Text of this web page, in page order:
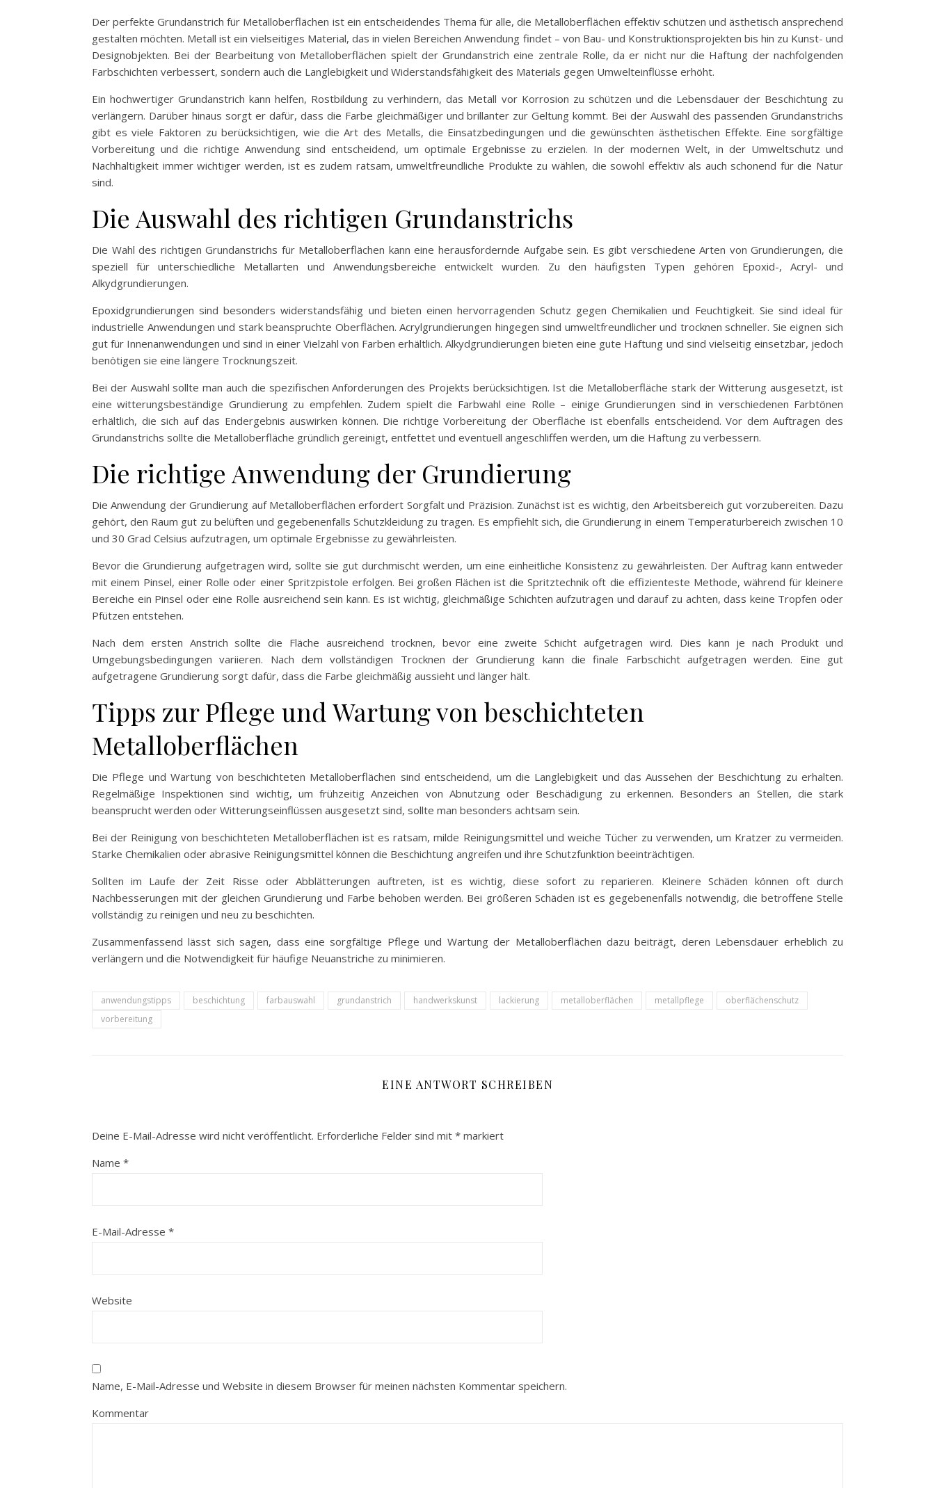
Der perfekte Grundanstrich für Metalloberflächen ist ein entscheidendes Thema für alle, die Metalloberflächen effektiv schützen und ästhetisch ansprechend
gestalten möchten. Metall ist ein vielseitiges Material, das in vielen Bereichen Anwendung findet – von Bau- und Konstruktionsprojekten bis hin zu Kunst- und
Designobjekten. Bei der Bearbeitung von Metalloberflächen spielt der Grundanstrich eine zentrale Rolle, da er nicht nur die Haftung der nachfolgenden
Farbschichten verbessert, sondern auch die Langlebigkeit und Widerstandsfähigkeit des Materials gegen Umwelteinflüsse erhöht.
Ein hochwertiger Grundanstrich kann helfen, Rostbildung zu verhindern, das Metall vor Korrosion zu schützen und die Lebensdauer der Beschichtung zu
verlängern. Darüber hinaus sorgt er dafür, dass die Farbe gleichmäßiger und brillanter zur Geltung kommt. Bei der Auswahl des passenden Grundanstrichs
gibt es viele Faktoren zu berücksichtigen, wie die Art des Metalls, die Einsatzbedingungen und die gewünschten ästhetischen Effekte. Eine sorgfältige
Vorbereitung und die richtige Anwendung sind entscheidend, um optimale Ergebnisse zu erzielen. In der modernen Welt, in der Umweltschutz und
Nachhaltigkeit immer wichtiger werden, ist es zudem ratsam, umweltfreundliche Produkte zu wählen, die sowohl effektiv als auch schonend für die Natur
sind.
Die Auswahl des richtigen Grundanstrichs
Die Wahl des richtigen Grundanstrichs für Metalloberflächen kann eine herausfordernde Aufgabe sein. Es gibt verschiedene Arten von Grundierungen, die
speziell für unterschiedliche Metallarten und Anwendungsbereiche entwickelt wurden. Zu den häufigsten Typen gehören Epoxid-, Acryl- und
Alkydgrundierungen.
Epoxidgrundierungen sind besonders widerstandsfähig und bieten einen hervorragenden Schutz gegen Chemikalien und Feuchtigkeit. Sie sind ideal für
industrielle Anwendungen und stark beanspruchte Oberflächen. Acrylgrundierungen hingegen sind umweltfreundlicher und trocknen schneller. Sie eignen sich
gut für Innenanwendungen und sind in einer Vielzahl von Farben erhältlich. Alkydgrundierungen bieten eine gute Haftung und sind vielseitig einsetzbar, jedoch
benötigen sie eine längere Trocknungszeit.
Bei der Auswahl sollte man auch die spezifischen Anforderungen des Projekts berücksichtigen. Ist die Metalloberfläche stark der Witterung ausgesetzt, ist
eine witterungsbeständige Grundierung zu empfehlen. Zudem spielt die Farbwahl eine Rolle – einige Grundierungen sind in verschiedenen Farbtönen
erhältlich, die sich auf das Endergebnis auswirken können. Die richtige Vorbereitung der Oberfläche ist ebenfalls entscheidend. Vor dem Auftragen des
Grundanstrichs sollte die Metalloberfläche gründlich gereinigt, entfettet und eventuell angeschliffen werden, um die Haftung zu verbessern.
Die richtige Anwendung der Grundierung
Die Anwendung der Grundierung auf Metalloberflächen erfordert Sorgfalt und Präzision. Zunächst ist es wichtig, den Arbeitsbereich gut vorzubereiten. Dazu
gehört, den Raum gut zu belüften und gegebenenfalls Schutzkleidung zu tragen. Es empfiehlt sich, die Grundierung in einem Temperaturbereich zwischen 10
und 30 Grad Celsius aufzutragen, um optimale Ergebnisse zu gewährleisten.
Bevor die Grundierung aufgetragen wird, sollte sie gut durchmischt werden, um eine einheitliche Konsistenz zu gewährleisten. Der Auftrag kann entweder
mit einem Pinsel, einer Rolle oder einer Spritzpistole erfolgen. Bei großen Flächen ist die Spritztechnik oft die effizienteste Methode, während für kleinere
Bereiche ein Pinsel oder eine Rolle ausreichend sein kann. Es ist wichtig, gleichmäßige Schichten aufzutragen und darauf zu achten, dass keine Tropfen oder
Pfützen entstehen.
Nach dem ersten Anstrich sollte die Fläche ausreichend trocknen, bevor eine zweite Schicht aufgetragen wird. Dies kann je nach Produkt und
Umgebungsbedingungen variieren. Nach dem vollständigen Trocknen der Grundierung kann die finale Farbschicht aufgetragen werden. Eine gut
aufgetragene Grundierung sorgt dafür, dass die Farbe gleichmäßig aussieht und länger hält.
Tipps zur Pflege und Wartung von beschichteten
Metalloberflächen
Die Pflege und Wartung von beschichteten Metalloberflächen sind entscheidend, um die Langlebigkeit und das Aussehen der Beschichtung zu erhalten.
Regelmäßige Inspektionen sind wichtig, um frühzeitig Anzeichen von Abnutzung oder Beschädigung zu erkennen. Besonders an Stellen, die stark
beansprucht werden oder Witterungseinflüssen ausgesetzt sind, sollte man besonders achtsam sein.
Bei der Reinigung von beschichteten Metalloberflächen ist es ratsam, milde Reinigungsmittel und weiche Tücher zu verwenden, um Kratzer zu vermeiden.
Starke Chemikalien oder abrasive Reinigungsmittel können die Beschichtung angreifen und ihre Schutzfunktion beeinträchtigen.
Sollten im Laufe der Zeit Risse oder Abblätterungen auftreten, ist es wichtig, diese sofort zu reparieren. Kleinere Schäden können oft durch
Nachbesserungen mit der gleichen Grundierung und Farbe behoben werden. Bei größeren Schäden ist es gegebenenfalls notwendig, die betroffene Stelle
vollständig zu reinigen und neu zu beschichten.
Zusammenfassend lässt sich sagen, dass eine sorgfältige Pflege und Wartung der Metalloberflächen dazu beiträgt, deren Lebensdauer erheblich zu
verlängern und die Notwendigkeit für häufige Neuanstriche zu minimieren.
anwendungstipps beschichtung farbauswahl grundanstrich handwerkskunst lackierung metalloberflächen metallpflege
oberflächenschutz
vorbereitung
EINE ANTWORT SCHREIBEN
Deine E-Mail-Adresse wird nicht veröffentlicht. Erforderliche Felder sind mit * markiert
Name *
E-Mail-Adresse *
Website
Name, E-Mail-Adresse und Website in diesem Browser für meinen nächsten Kommentar speichern.
Kommentar